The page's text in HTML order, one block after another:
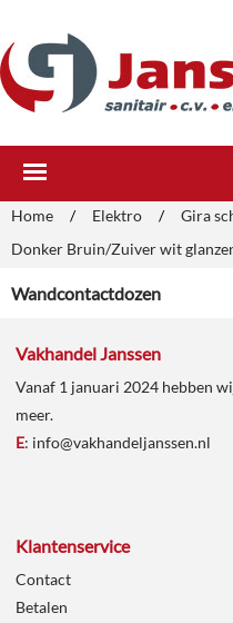
Home / Elektro / Gira
Donker Bruin/Zuiver wit
Wandcontactdozen
Vakhandel Janssen
Vanaf 1 januari 2024 hebben
meer.
E: info@vakhandeljanssen.nl
Klantenservice
Contact
Betalen